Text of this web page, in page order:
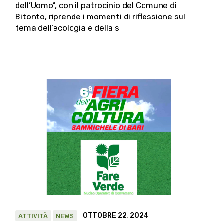
dell’Uomo”, con il patrocinio del Comune di
Bitonto, riprende i momenti di riflessione sul
tema dell’ecologia e della s
ATTIVITÀ NEWS OTTOBRE 22, 2024